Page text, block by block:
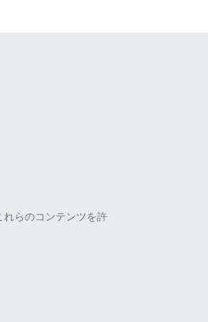
らのコンテンツを許